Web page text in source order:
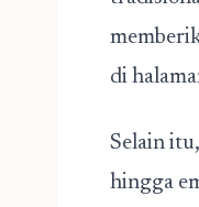
di
Selain
hingga